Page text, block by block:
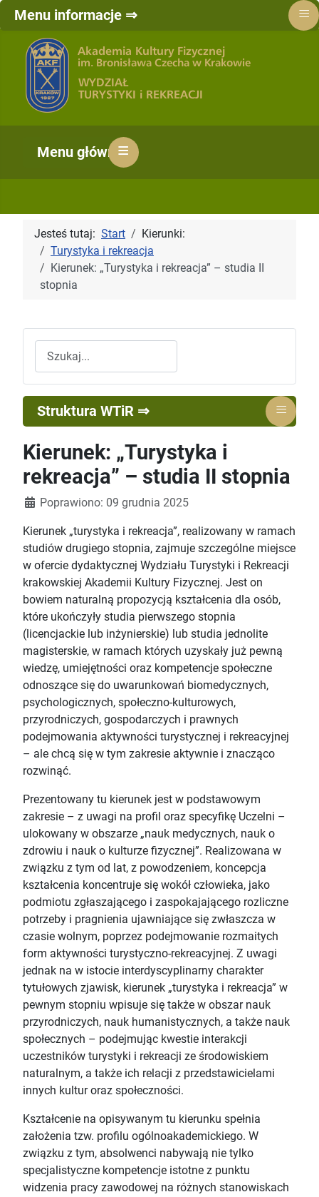
Menu główne ⇒
≡
Jesteś tutaj: Start
Kierunki:
Turystyka i rekreacja
Kierunek: „Turystyka i rekreacja” – studia II
stopnia
Struktura WTiR ⇒ ≡
Kierunek: „Turystyka i
rekreacja” – studia II stopnia
Szczegóły
Poprawiono: 09 grudnia 2025
Kierunek „turystyka i rekreacja”, realizowany w ramach
studiów drugiego stopnia, zajmuje szczególne miejsce
w ofercie dydaktycznej Wydziału Turystyki i Rekreacji
krakowskiej Akademii Kultury Fizycznej. Jest on
bowiem naturalną propozycją kształcenia dla osób,
które ukończyły studia pierwszego stopnia
(licencjackie lub inżynierskie) lub studia jednolite
magisterskie, w ramach których uzyskały już pewną
wiedzę, umiejętności oraz kompetencje społeczne
odnoszące się do uwarunkowań biomedycznych,
psychologicznych, społeczno-kulturowych,
przyrodniczych, gospodarczych i prawnych
podejmowania aktywności turystycznej i rekreacyjnej
– ale chcą się w tym zakresie aktywnie i znacząco
rozwinąć.
Prezentowany tu kierunek jest w podstawowym
zakresie – z uwagi na profil oraz specyfikę Uczelni –
ulokowany w obszarze „nauk medycznych, nauk o
zdrowiu i nauk o kulturze fizycznej”. Realizowana w
związku z tym od lat, z powodzeniem, koncepcja
kształcenia koncentruje się wokół człowieka, jako
podmiotu zgłaszającego i zaspokajającego rozliczne
potrzeby i pragnienia ujawniające się zwłaszcza w
czasie wolnym, poprzez podejmowanie rozmaitych
form aktywności turystyczno-rekreacyjnej. Z uwagi
jednak na w istocie interdyscyplinarny charakter
tytułowych zjawisk, kierunek „turystyka i rekreacja” w
pewnym stopniu wpisuje się także w obszar nauk
przyrodniczych, nauk humanistycznych, a także nauk
społecznych – podejmując kwestie interakcji
uczestników turystyki i rekreacji ze środowiskiem
naturalnym, a także ich relacji z przedstawicielami
innych kultur oraz społeczności.
Kształcenie na opisywanym tu kierunku spełnia
założenia tzw. profilu ogólnoakademickiego. W
związku z tym, absolwenci nabywają nie tylko
specjalistyczne kompetencje istotne z punktu
widzenia pracy zawodowej na różnych stanowiskach
Menu informacje ⇒ ≡